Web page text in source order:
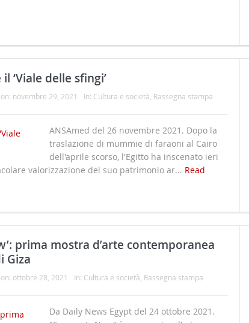
‘Viale delle sfingi’
on: novembre 29, 2021 In: Cultura e società Rassegna stampa
ANSAmed del 26 novembre 2021. Dopo la
traslazione di mummie di faraoni al Cairo
dell'aprile scorso, l'Egitto ha inscenato ieri
valorizzazione del suo patrimonio ar... Read
prima mostra d’arte contemporanea
Giza
on: ottobre 28, 2021 In: Cultura e società Rassegna stampa
Da Daily News Egypt del 24 ottobre 2021.